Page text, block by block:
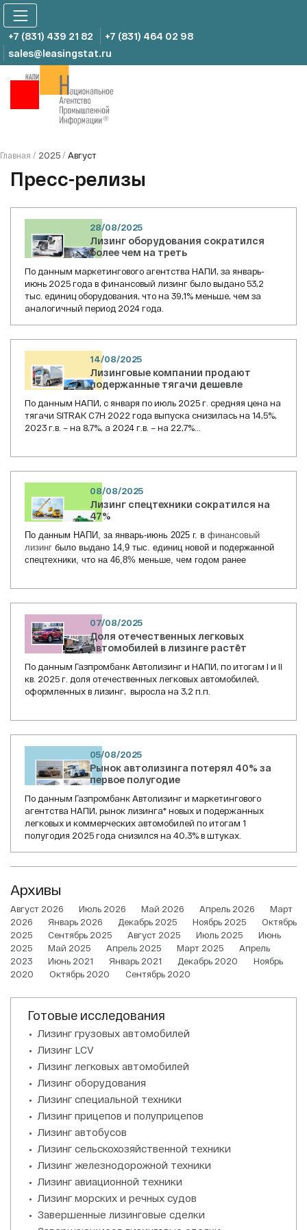
Skip
content
+7 (831) 439 21 82
+7 (831) 464 02 98
sales@leasingstat.ru
Главная / 2025 / Август
Пресс-релизы
28/08/2025
Лизинг оборудования сократился
более чем на треть
По данным маркетингового агентства НАПИ, за январь-
июнь 2025 года в финансовый лизинг было выдано 53,2
тыс. единиц оборудования, что на 39,1% меньше, чем за
аналогичный период 2024 года.
14/08/2025
Лизинговые компании продают
подержанные тягачи дешевле
По данным НАПИ, с января по июль 2025 г. средняя цена на
тягачи SITRAK C7H 2022 года выпуска снизилась на 14,5%,
2023 г.в. – на 8,7%, а 2024 г.в. – на 22,7%...
08/08/2025
Лизинг спецтехники сократился на
47%
По данным НАПИ, за январь-июнь 2025 г. в финансовый
лизинг было выдано 14,9 тыс. единиц новой и подержанной
спецтехники, что на 46,8% меньше, чем годом ранее
07/08/2025
Доля отечественных легковых
автомобилей в лизинге растёт
По данным Газпромбанк Автолизинг и НАПИ, по итогам I и II
кв. 2025 г. доля отечественных легковых автомобилей,
оформленных в лизинг, выросла на 3,2 п.п.
05/08/2025
Рынок автолизинга потерял 40% за
первое полугодие
По данным Газпромбанк Автолизинг и маркетингового
агентства НАПИ, рынок лизинга* новых и подержанных
легковых и коммерческих автомобилей по итогам 1
полугодия 2025 года снизился на 40,3% в штуках.
Архивы
Август 2026 Июль 2026 Май 2026 Апрель 2026
Март
2026
Январь 2026 Декабрь 2025 Ноябрь 2025
Октябрь
2025
Сентябрь 2025 Август 2025 Июль 2025
Июнь
2025
Май 2025 Апрель 2025 Март 2025
Апрель
2023
Июнь 2021 Январь 2021 Декабрь 2020
Ноябрь
2020
Октябрь 2020 Сентябрь 2020
Готовые исследования
Лизинг грузовых автомобилей
Лизинг LCV
Лизинг легковых автомобилей
Лизинг оборудования
Лизинг специальной техники
Лизинг прицепов и полуприцепов
Лизинг автобусов
Лизинг сельскохозяйственной техники
Лизинг железнодорожной техники
Лизинг авиационной техники
Лизинг морских и речных судов
Завершенные лизинговые сделки